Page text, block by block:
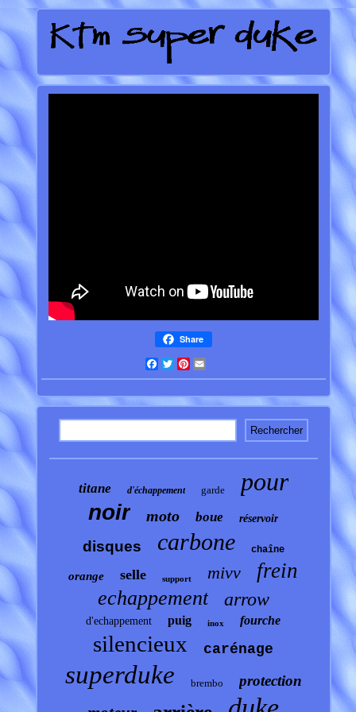
Share
Facebook
TwitterPinterest
titane d'échappement garde pour
noir moto boue réservoir
disques carbone chaîne
orange selle support mivv frein
echappement arrow
d'echappement puig inox fourche
silencieux carénage
superduke brembo protection